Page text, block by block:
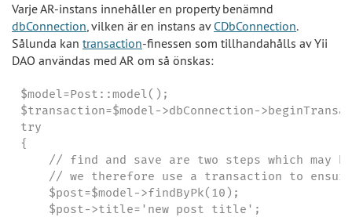
Varje AR-instans innehåller en property benämnd
dbConnection, vilken är en instans av CDbConnection.
Sålunda kan transaction-finessen som tillhandahålls av Yii
DAO användas med AR om så önskas:
$model=Post::model();
$transaction=$model->dbConnection-
try
{
// find and save are two steps which may
// we therefore use a transaction to
    $post=$model->findByPk(10);
    $post->title='new post title';